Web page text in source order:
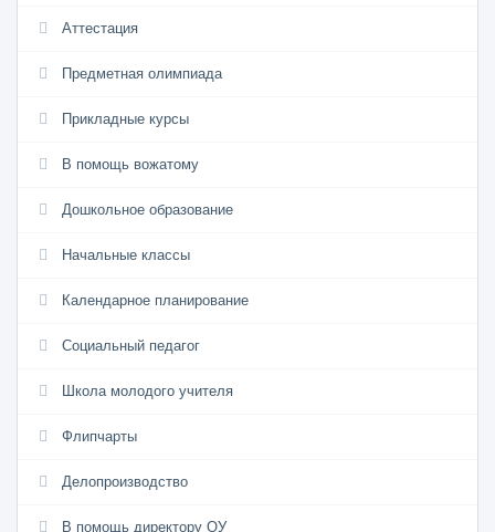
Аттестация
Предметная олимпиада
Прикладные курсы
В помощь вожатому
Дошкольное образование
Начальные классы
Календарное планирование
Социальный педагог
Школа молодого учителя
Флипчарты
Делопроизводство
В помощь директору ОУ